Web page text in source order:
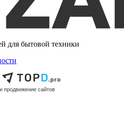
для бытовой техники
продвижение сайтов